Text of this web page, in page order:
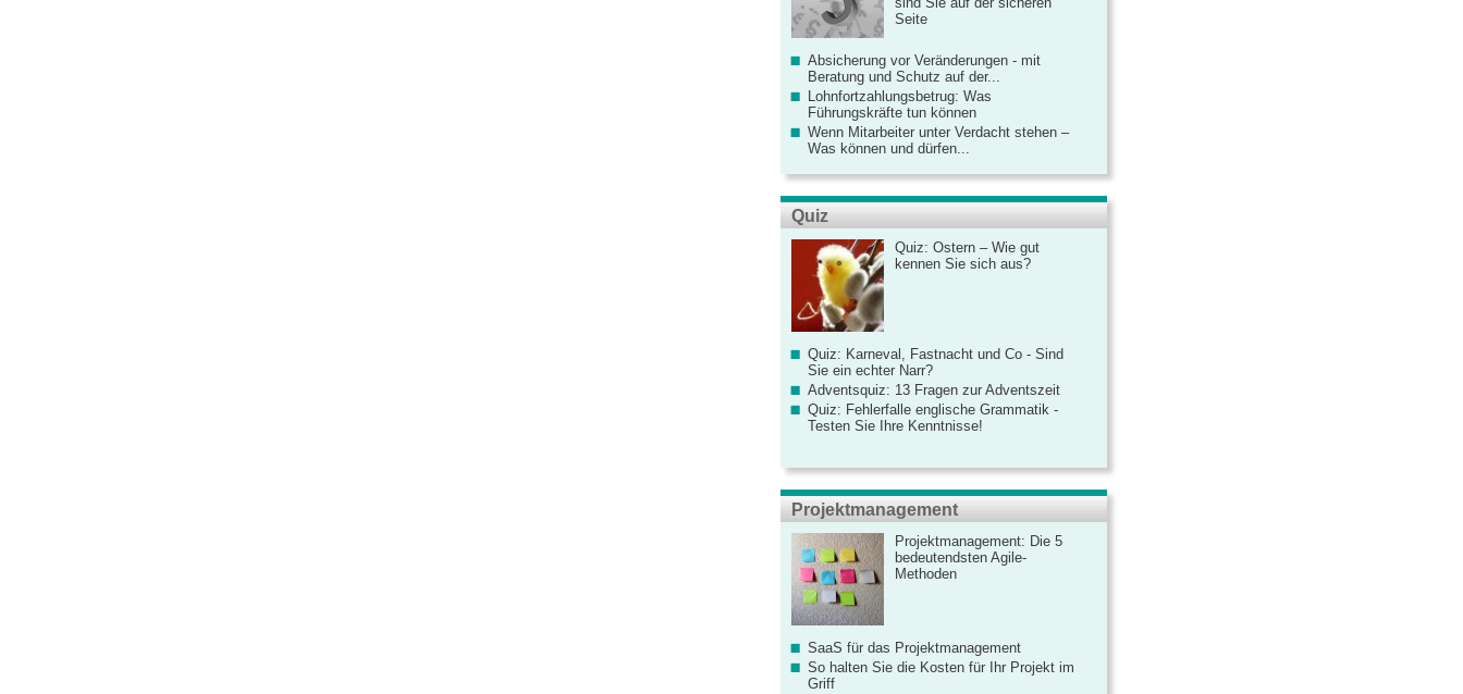
Seite
Absicherung vor Veränderungen - mit
Beratung und Schutz auf der...
Lohnfortzahlungsbetrug: Was
Führungskräfte tun können
Wenn Mitarbeiter unter Verdacht stehen –
Was können und dürfen...
Quiz
Quiz: Ostern – Wie gut
kennen Sie sich aus?
Quiz: Karneval, Fastnacht und Co - Sind
Sie ein echter Narr?
Adventsquiz: 13 Fragen zur Adventszeit
Quiz: Fehlerfalle englische Grammatik -
Testen Sie Ihre Kenntnisse!
Projektmanagement
Projektmanagement: Die 5
bedeutendsten Agile-
Methoden
SaaS für das Projektmanagement
So halten Sie die Kosten für Ihr Projekt im
Griff